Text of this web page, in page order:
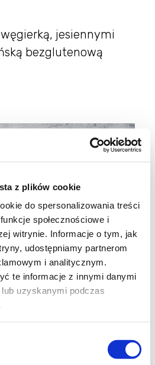
z plików cookie
do spersonalizowania treści
społecznościowe i
witrynie. Informacje o tym, jak
udostępniamy partnerom
i analitycznym.
te informacje z innymi danymi
uzyskanymi podczas
jesiennymi
bezglutenową